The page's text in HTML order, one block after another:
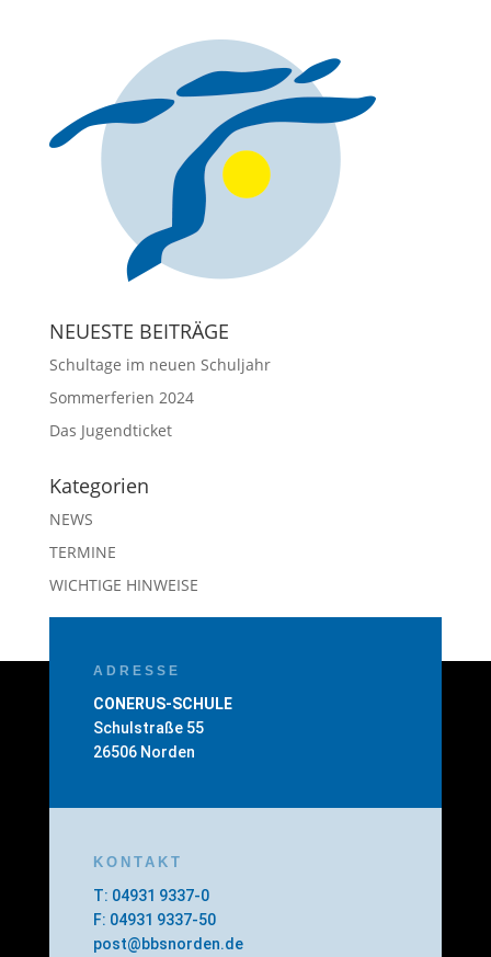
NEUESTE BEITRÄGE
Schultage im neuen Schuljahr
Sommerferien 2024
Das Jugendticket
Kategorien
NEWS
TERMINE
WICHTIGE HINWEISE
ADRESSE
CONERUS-SCHULE
Schulstraße 55
26506 Norden
KONTAKT
T: 04931 9337-0
F: 04931 9337-50
post@bbsnorden.de